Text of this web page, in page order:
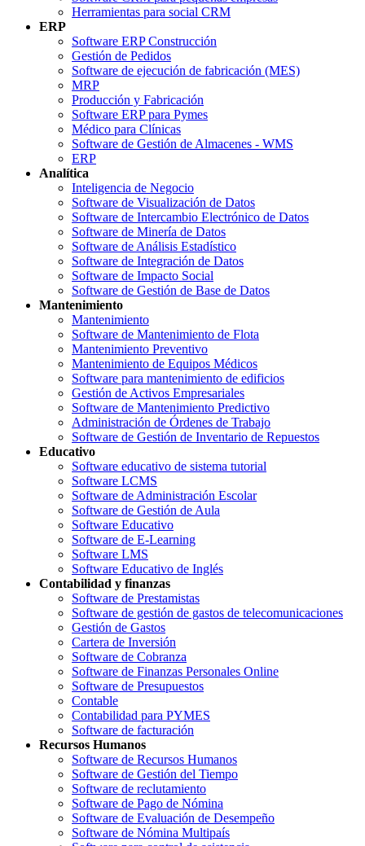
Herramientas para social CRM
ERP
Software ERP Construcción
Gestión de Pedidos
Software de ejecución de fabricación (MES)
MRP
Producción y Fabricación
Software ERP para Pymes
Médico para Clínicas
Software de Gestión de Almacenes - WMS
ERP
Analítica
Inteligencia de Negocio
Software de Visualización de Datos
Software de Intercambio Electrónico de Datos
Software de Minería de Datos
Software de Análisis Estadístico
Software de Integración de Datos
Software de Impacto Social
Software de Gestión de Base de Datos
Mantenimiento
Mantenimiento
Software de Mantenimiento de Flota
Mantenimiento Preventivo
Mantenimiento de Equipos Médicos
Software para mantenimiento de edificios
Gestión de Activos Empresariales
Software de Mantenimiento Predictivo
Administración de Órdenes de Trabajo
Software de Gestión de Inventario de Repuestos
Educativo
Software educativo de sistema tutorial
Software LCMS
Software de Administración Escolar
Software de Gestión de Aula
Software Educativo
Software de E-Learning
Software LMS
Software Educativo de Inglés
Contabilidad y finanzas
Software de Prestamistas
Software de gestión de gastos de telecomunicaciones
Gestión de Gastos
Cartera de Inversión
Software de Cobranza
Software de Finanzas Personales Online
Software de Presupuestos
Contable
Contabilidad para PYMES
Software de facturación
Recursos Humanos
Software de Recursos Humanos
Software de Gestión del Tiempo
Software de reclutamiento
Software de Pago de Nómina
Software de Evaluación de Desempeño
Software de Nómina Multipaís